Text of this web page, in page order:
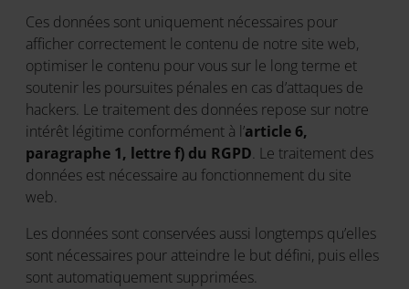
Ces données sont uniquement nécessaires pour
afficher correctement le contenu de notre site web,
optimiser le contenu pour vous sur le long terme et
soutenir les poursuites pénales en cas d’attaques de
hackers. Le traitement des données repose sur notre
intérêt légitime conformément à l’article 6,
paragraphe 1, lettre f) du RGPD. Le traitement des
données est nécessaire au fonctionnement du site
web.
Les données sont conservées aussi longtemps qu’elles
sont nécessaires pour atteindre le but défini, puis elles
sont automatiquement supprimées.